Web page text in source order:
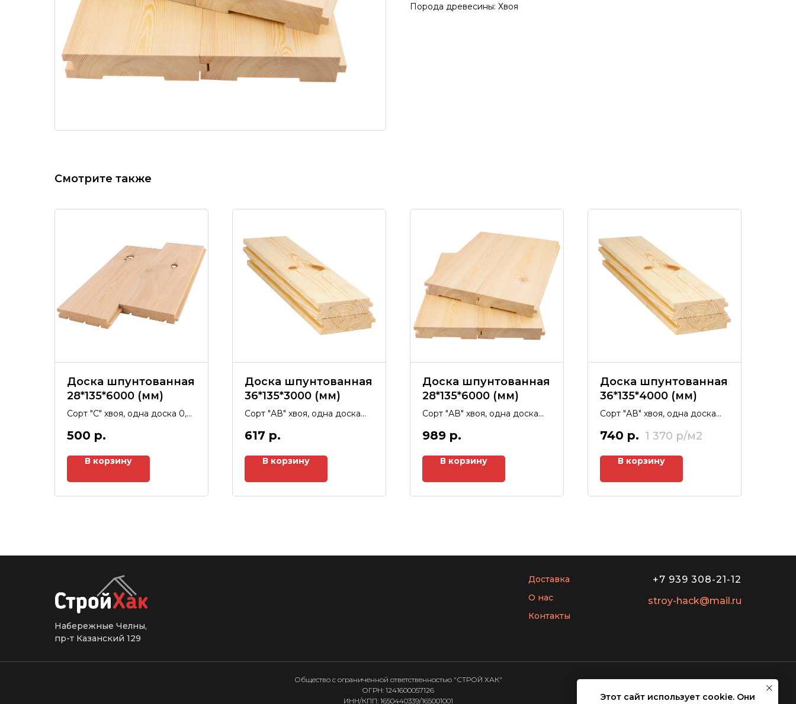
Порода древесины: Хвоя
Смотрите также
Доска шпунтованная
28*135*6000 (мм)
Сорт "С" хвоя, одна доска 0,81
500 р.
В корзину
Доска шпунтованная
36*135*3000 (мм)
Сорт "АВ" хвоя, одна доска
617 р.
В корзину
Доска шпунтованная
28*135*6000 (мм)
Сорт "АВ" хвоя, одна доска
989 р.
В корзину
Доска шпунтованная
36*135*4000 (мм)
Сорт "АВ" хвоя, одна доска
740 р. 1 370
В корзину
Набережные Челны,
пр-т Казанский 129
Доставка
О нас
Контакты
+7 939 308-21-12
stroy-hack@mail.ru
Общество с ограниченной ответственностью "СТРОЙ ХАК"
ОГРН: 1241600057126
ИНН/КПП: 1650440339/165001001
Этот сайт использует cookie. Они